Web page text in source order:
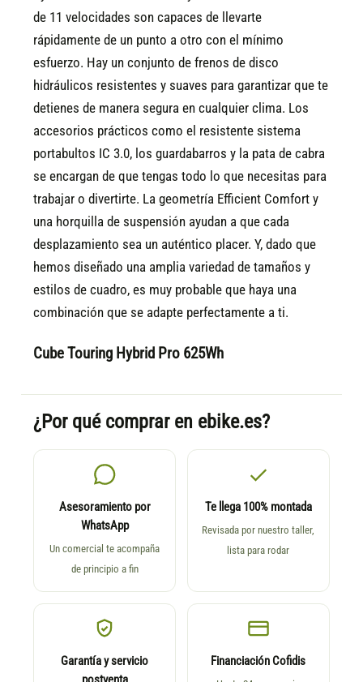
de 11 velocidades son capaces de llevarte
rápidamente de un punto a otro con el mínimo
esfuerzo. Hay un conjunto de frenos de disco
hidráulicos resistentes y suaves para garantizar que te
detienes de manera segura en cualquier clima. Los
accesorios prácticos como el resistente sistema
portabultos IC 3.0, los guardabarros y la pata de cabra
se encargan de que tengas todo lo que necesitas para
trabajar o divertirte. La geometría Efficient Comfort y
una horquilla de suspensión ayudan a que cada
desplazamiento sea un auténtico placer. Y, dado que
hemos diseñado una amplia variedad de tamaños y
estilos de cuadro, es muy probable que haya una
combinación que se adapte perfectamente a ti.
Cube Touring Hybrid Pro 625Wh
¿Por qué comprar en ebike.es?
Asesoramiento por
WhatsApp
Un comercial te acompaña
de principio a fin
Te llega 100% montada
Revisada por nuestro taller,
lista para rodar
Garantía y servicio
Financiación Cofidis